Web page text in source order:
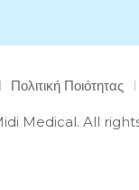
Πολιτική Ποιότητας
Medical. All